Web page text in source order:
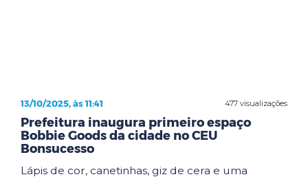
477 visualizações
13/10/2025, às 11:41
Prefeitura inaugura primeiro espaço
Bobbie Goods da cidade no CEU
Bonsucesso
Lápis de cor, canetinhas, giz de cera e uma